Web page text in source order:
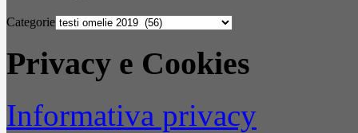
Categorie
Privacy e Cookies
Informativa privacy